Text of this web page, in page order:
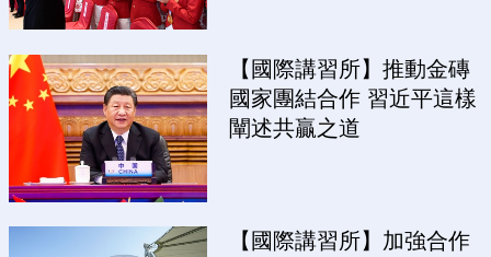
【國際講習所】推動金磚
國家團結合作 習近平這樣
闡述共贏之道
【國際講習所】加強合作